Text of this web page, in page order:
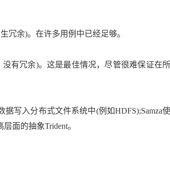
冗余)。在许多用例中已经足够。
有冗余)。这是最佳情况，尽管很难保证在
写入分布式文件系统中(例如HDFS);Samza
面的抽象Trident。